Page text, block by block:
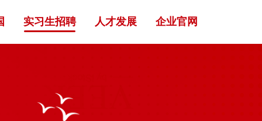
实习生招聘 人才发展 企业官网